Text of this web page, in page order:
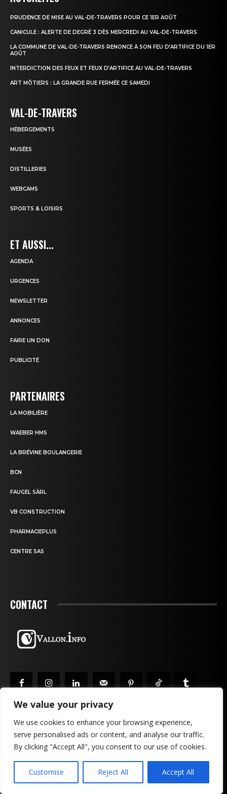
We value your privacy
We use cookies to enhance your browsing experience,
serve personalised ads or content, and analyse our traffic.
By clicking "Accept All", you consent to our use of cookies.
Customise Reject All Accept All
PRUDENCE DE MISE AU VAL-DE-TRAVERS POUR CE 1ER AOÛT
CANICULE : ALERTE DE DEGRÉ 3 DÈS MERCREDI AU VAL-DE-TRAVERS
LA COMMUNE DE VAL-DE-TRAVERS RENONCE À SON FEU D’ARTIFICE DU 1ER
AOÛT
INTERDICTION DES FEUX ET FEUX D’ARTIFICE AU VAL-DE-TRAVERS
ART MÔTIERS : LA GRANDE RUE FERMÉE CE SAMEDI
VAL-DE-TRAVERS
HÉBERGEMENTS
MUSÉES
DISTILLERIES
WEBCAMS
SPORTS & LOISIRS
ET AUSSI...
AGENDA
URGENCES
NEWSLETTER
ANNONCES
FAIRE UN DON
PUBLICITÉ
PARTENAIRES
LA MOBILIÈRE
WAEBER HMS
LA BRÉVINE BOULANGERIE
BCN
FAUGEL SÀRL
VB CONSTRUCTION
PHARMACIEPLUS
CENTRE SAS
CONTACT
MENTIONS LÉGALES & CONFIDENTIALITÉ PUBLICITÉ
CONTACTEZ-NOUS!